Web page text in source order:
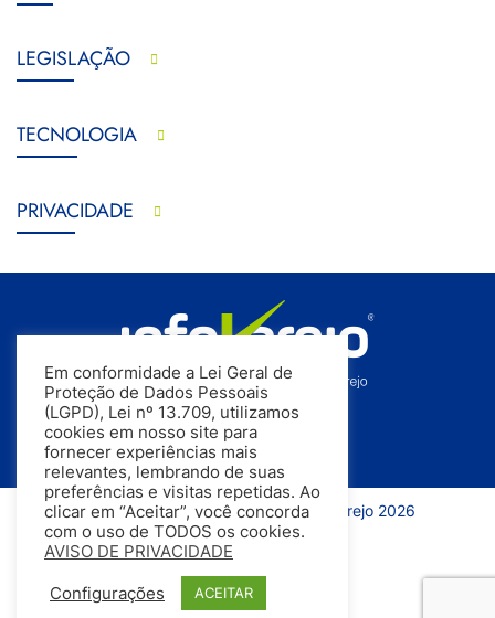
LEGISLAÇÃO
TECNOLOGIA
PRIVACIDADE
Todos os direitos reservados | InfoVarejo 2026
Em conformidade a Lei Geral de
Proteção de Dados Pessoais
(LGPD), Lei nº 13.709, utilizamos
cookies em nosso site para
fornecer experiências mais
relevantes, lembrando de suas
preferências e visitas repetidas. Ao
clicar em “Aceitar”, você concorda
com o uso de TODOS os cookies.
AVISO DE PRIVACIDADE
Configurações ACEITAR